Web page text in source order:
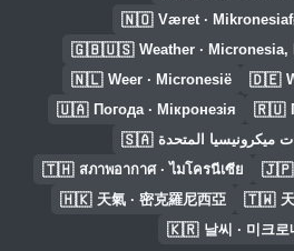
🇳🇴 Været ·
🇬🇧🇺🇸 Weather ·
🇳🇱 Weer · Micronesië 🇩🇪
🇺🇦 Погода · Мікронезія 🇷🇺
🇸🇦 ميكرونيسيا المتحدة
🇹🇭 สภาพอากาศ · ไมโครนีเซีย 🇯🇵
🇭🇰 天氣 · 密克羅尼西亞 🇹🇼
🇰🇷 날씨 · 미크로